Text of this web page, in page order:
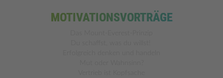
MOTIVATIONSVORTRÄGE